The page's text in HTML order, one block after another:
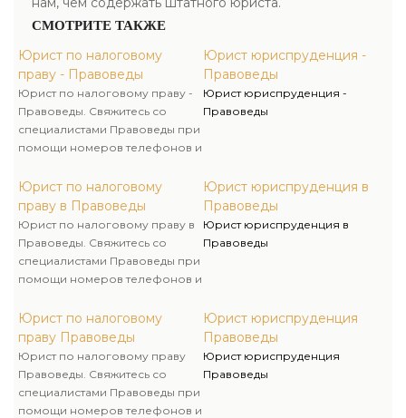
СМОТРИТЕ ТАКЖЕ
Юрист по налоговому
праву - Правоведы
Юрист по налоговому праву -
Правоведы. Свяжитесь со
специалистами Правоведы при
помощи номеров телефонов и
специалистов либо их услуги
по сопровождению налоговых
споров и процессов!
Юрист по налоговому
праву в Правоведы
Юрист по налоговому праву в
Правоведы. Свяжитесь со
специалистами Правоведы при
помощи номеров телефонов и
специалистов либо их услуги
по сопровождению налоговых
споров и процессов!
Юрист по налоговому
праву Правоведы
Юрист по налоговому праву
Правоведы. Свяжитесь со
специалистами Правоведы при
помощи номеров телефонов и
Юрист юриспруденция -
Правоведы
Юрист юриспруденция -
Правоведы
Юрист юриспруденция в
Правоведы
Юрист юриспруденция в
Правоведы
Юрист юриспруденция
Правоведы
Юрист юриспруденция
Правоведы